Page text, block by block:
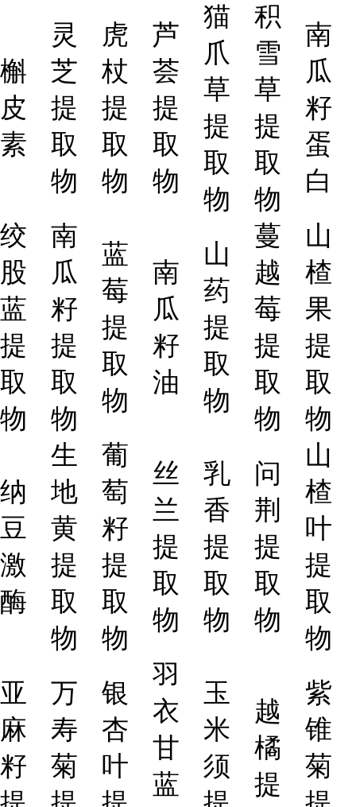
槲
皮
素
灵
芝
提
取
物
虎
杖
提
取
物
芦
荟
提
取
物
猫
爪
草
提
取
物
积
雪
草
提
取
物
南
瓜
籽
蛋
白
绞
股
蓝
提
取
物
南
瓜
籽
提
取
物
蓝
莓
提
取
物
南
瓜
籽
油
山
药
提
取
物
蔓
越
莓
提
取
物
山
楂
果
提
取
物
纳
豆
激
酶
生
地
黄
提
取
物
葡
萄
籽
提
取
物
丝
兰
提
取
物
乳
香
提
取
物
问
荆
提
取
物
山
楂
叶
提
取
物
亚
麻
籽
万
寿
菊
银
杏
叶
羽
衣
甘
蓝
玉
米
须
越
橘
提
紫
锥
菊